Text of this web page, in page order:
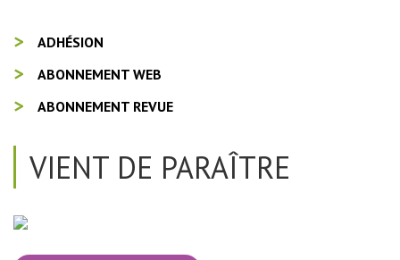
ADHÉSION
ABONNEMENT WEB
ABONNEMENT REVUE
VIENT DE PARAÎTRE